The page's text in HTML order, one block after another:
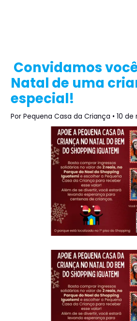
Convidamos
Natal de uma
especial!
PorPequena Casa da Criança •10 de